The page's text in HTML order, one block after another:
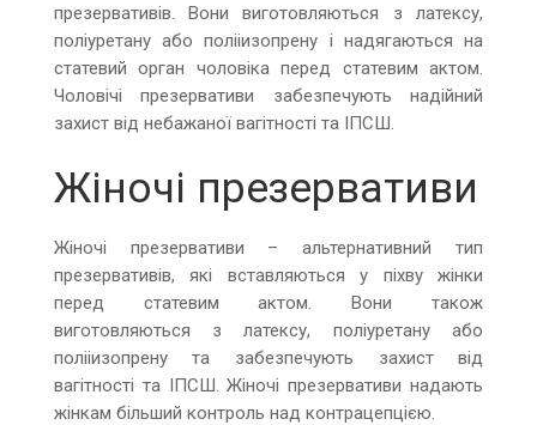
презервативів. Вони виготовляються з латексу,
поліуретану або полііизопрену і надягаються на
статевий орган чоловіка перед статевим актом.
Чоловічі презервативи забезпечують надійний
захист від небажаної вагітності та ІПСШ.
Жіночі презервативи
Жіночі презервативи – альтернативний тип
презервативів, які вставляються у піхву жінки
перед статевим актом. Вони також
виготовляються з латексу, поліуретану або
полііизопрену та забезпечують захист від
вагітності та ІПСШ. Жіночі презервативи надають
жінкам більший контроль над контрацепцією.